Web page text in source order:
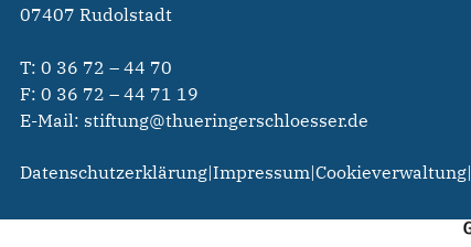
07407 Rudolstadt
T: 0 36 72 – 44 70
F: 0 36 72 – 44 71 19
E-Mail: stiftung@thueringerschloesser.de
Datenschutzerklärung|Impressum|Cookieverwaltung|